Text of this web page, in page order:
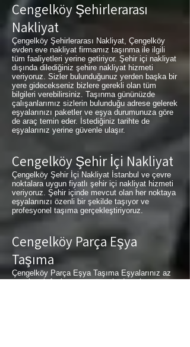
Çengelköy Şehirlerarası
Nakliyat
Çengelköy Şehirlerarası Nakliyat, Çengelköy
evden eve nakliyat firmamız taşınma ile ilgili
tüm faaliyetleri yerine getiriyor. Şehir içi nakliyat
dışında dilediğiniz şehire nakliyat hizmeti
veriyoruz. Sizler bulunduğunuz yerden başka bir
yere gidecekseniz bizlere gerekli olan tüm
bilgileri verebilirsiniz. Taşınma gününüzde
çalışanlarımız sizlerin bulunduğu adrese gelerek
eşyalarınızı paketler ve eşya durumunuza göre
de araç temin eder. İstediğiniz tarihte de
eşyalarınız yerine güvenle ulaşır.
Çengelköy Şehir İçi Nakliyat
Çengelköy Şehir İçi Nakliyat İstanbul ve çevre
noktalara uygun fiyatlı şehir içi nakliyat hizmeti
veriyoruz. Şehir içinde mevcut olan her noktaya
eşyalarınızı özenli bir şekilde taşıyor ve
profesyonel taşıma gerçekleştiriyoruz.
Çengelköy Parça Eşya
Taşıma
Çengelköy Parça Eşya Taşıma Eşyalarınız az
ancak çok fazla taşıma ücreti ödemek